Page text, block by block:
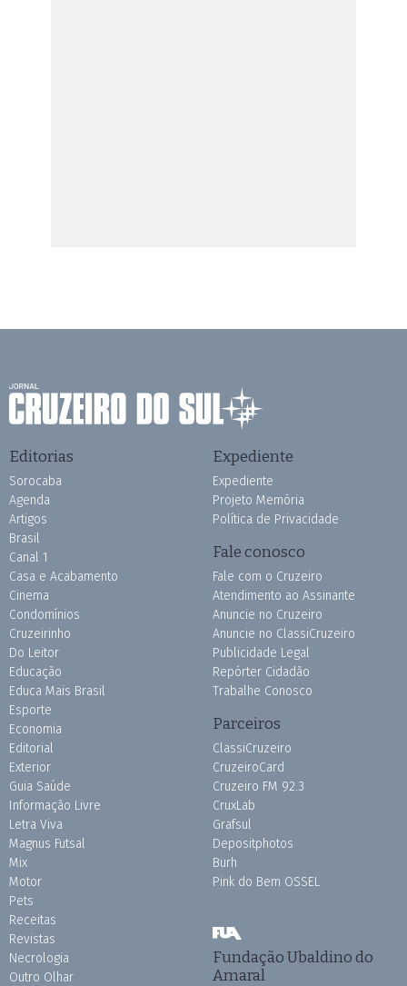
Editorias
Sorocaba
Agenda
Artigos
Brasil
Canal 1
Casa e Acabamento
Cinema
Condomínios
Cruzeirinho
Do Leitor
Educação
Educa Mais Brasil
Esporte
Economia
Editorial
Exterior
Guia Saúde
Informação Livre
Letra Viva
Magnus Futsal
Mix
Motor
Pets
Receitas
Revistas
Necrologia
Outro Olhar
Expediente
Expediente
Projeto Memória
Política de Privacidade
Fale conosco
Fale com o Cruzeiro
Atendimento ao Assinante
Anuncie no Cruzeiro
Anuncie no ClassiCruzeiro
Publicidade Legal
Repórter Cidadão
Trabalhe Conosco
Parceiros
ClassiCruzeiro
CruzeiroCard
Cruzeiro FM 92.3
CruxLab
Grafsul
Depositphotos
Burh
Pink do Bem OSSEL
Fundação Ubaldino do
Amaral